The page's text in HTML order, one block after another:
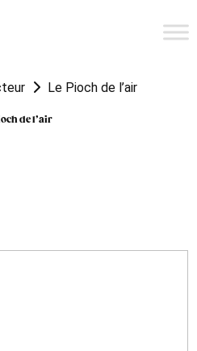
Le Pioch de l’air
de l’air